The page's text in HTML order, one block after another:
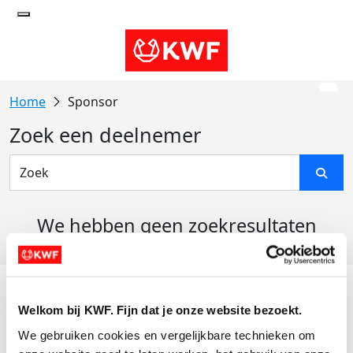
Welkom bij KWF. Fijn dat je onze website bezoekt.
We gebruiken cookies en vergelijkbare technieken om
Sponsor
Zoek een deelnemer
We hebben geen zoekresultaten
Actiematerialen
Evenementen